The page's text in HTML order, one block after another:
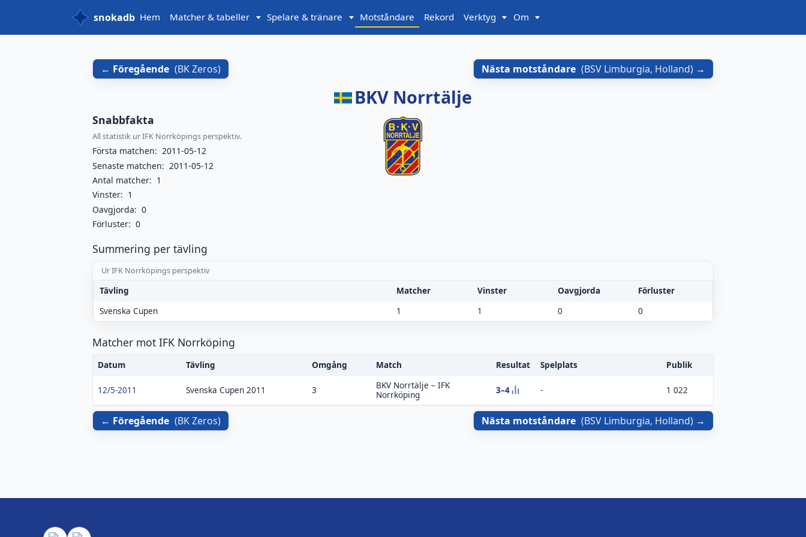
snokadb Hem Matcher & tabeller Spelare & tränare Motståndare Rekord Verktyg Om
Föregående (BK Zeros) Nästa motståndare (BSV Limburgia, Holland)
BKV Norrtälje
Snabbfakta
All statistik ur IFK Norrköpings perspektiv.
Första matchen: 2011-05-12
Senaste matchen: 2011-05-12
Antal matcher: 1
Vinster: 1
Oavgjorda: 0
Förluster: 0
Summering per tävling
Ur IFK Norrköpings perspektiv
Tävling Matcher Vinster Oavgjorda
Förluster
Svenska Cupen
1 1 0 0
Matcher mot IFK Norrköping
Datum Tävling Omgång Match Resultat Spelplats Publik
12/5-2011 Svenska Cupen 2011 3 BKV Norrtälje – IFK
Norrköping
3–4 - 1 022
Föregående (BK Zeros) Nästa motståndare (BSV Limburgia, Holland)